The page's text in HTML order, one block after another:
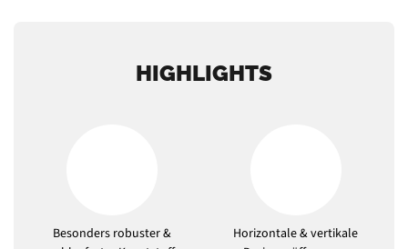
HIGHLIGHTS
Besonders robuster &
Horizontale & vertikale